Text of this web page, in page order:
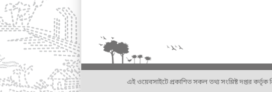
এই ওয়েবসাইটে প্রকাশিত সকল তথ্য সংশ্লিষ্ট দপ্তর কর্তৃক